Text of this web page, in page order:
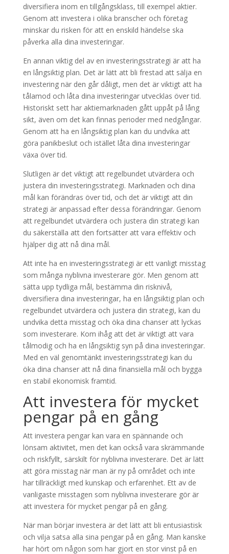
diversifiera inom en tillgångsklass, till exempel aktier.
Genom att investera i olika branscher och företag
minskar du risken för att en enskild händelse ska
påverka alla dina investeringar.
En annan viktig del av en investeringsstrategi är att ha
en långsiktig plan. Det är lätt att bli frestad att sälja en
investering när den går dåligt, men det är viktigt att ha
tålamod och låta dina investeringar utvecklas över tid.
Historiskt sett har aktiemarknaden gått uppåt på lång
sikt, även om det kan finnas perioder med nedgångar.
Genom att ha en långsiktig plan kan du undvika att
göra panikbeslut och istället låta dina investeringar
växa över tid.
Slutligen är det viktigt att regelbundet utvärdera och
justera din investeringsstrategi. Marknaden och dina
mål kan förändras över tid, och det är viktigt att din
strategi är anpassad efter dessa förändringar. Genom
att regelbundet utvärdera och justera din strategi kan
du säkerställa att den fortsätter att vara effektiv och
hjälper dig att nå dina mål.
Att inte ha en investeringsstrategi är ett vanligt misstag
som många nyblivna investerare gör. Men genom att
sätta upp tydliga mål, bestämma din risknivå,
diversifiera dina investeringar, ha en långsiktig plan och
regelbundet utvärdera och justera din strategi, kan du
undvika detta misstag och öka dina chanser att lyckas
som investerare. Kom ihåg att det är viktigt att vara
tålmodig och ha en långsiktig syn på dina investeringar.
Med en väl genomtänkt investeringsstrategi kan du
öka dina chanser att nå dina finansiella mål och bygga
en stabil ekonomisk framtid.
Att investera för mycket
pengar på en gång
Att investera pengar kan vara en spännande och
lönsam aktivitet, men det kan också vara skrämmande
och riskfyllt, särskilt för nyblivna investerare. Det är lätt
att göra misstag när man är ny på området och inte
har tillräckligt med kunskap och erfarenhet. Ett av de
vanligaste misstagen som nyblivna investerare gör är
att investera för mycket pengar på en gång.
När man börjar investera är det lätt att bli entusiastisk
och vilja satsa alla sina pengar på en gång. Man kanske
har hört om någon som har gjort en stor vinst på en